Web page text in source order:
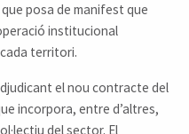
posa de manifest que
institucional
territori.
el nou contracte del
incorpora, entre d’altres,
del sector. El